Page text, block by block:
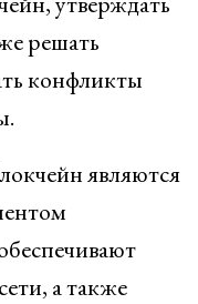
решать
конфликты
являются
а также